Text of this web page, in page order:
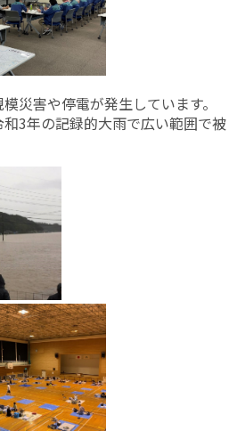
災害や停電が発生しています。
3年の記録的大雨で広い範囲で被